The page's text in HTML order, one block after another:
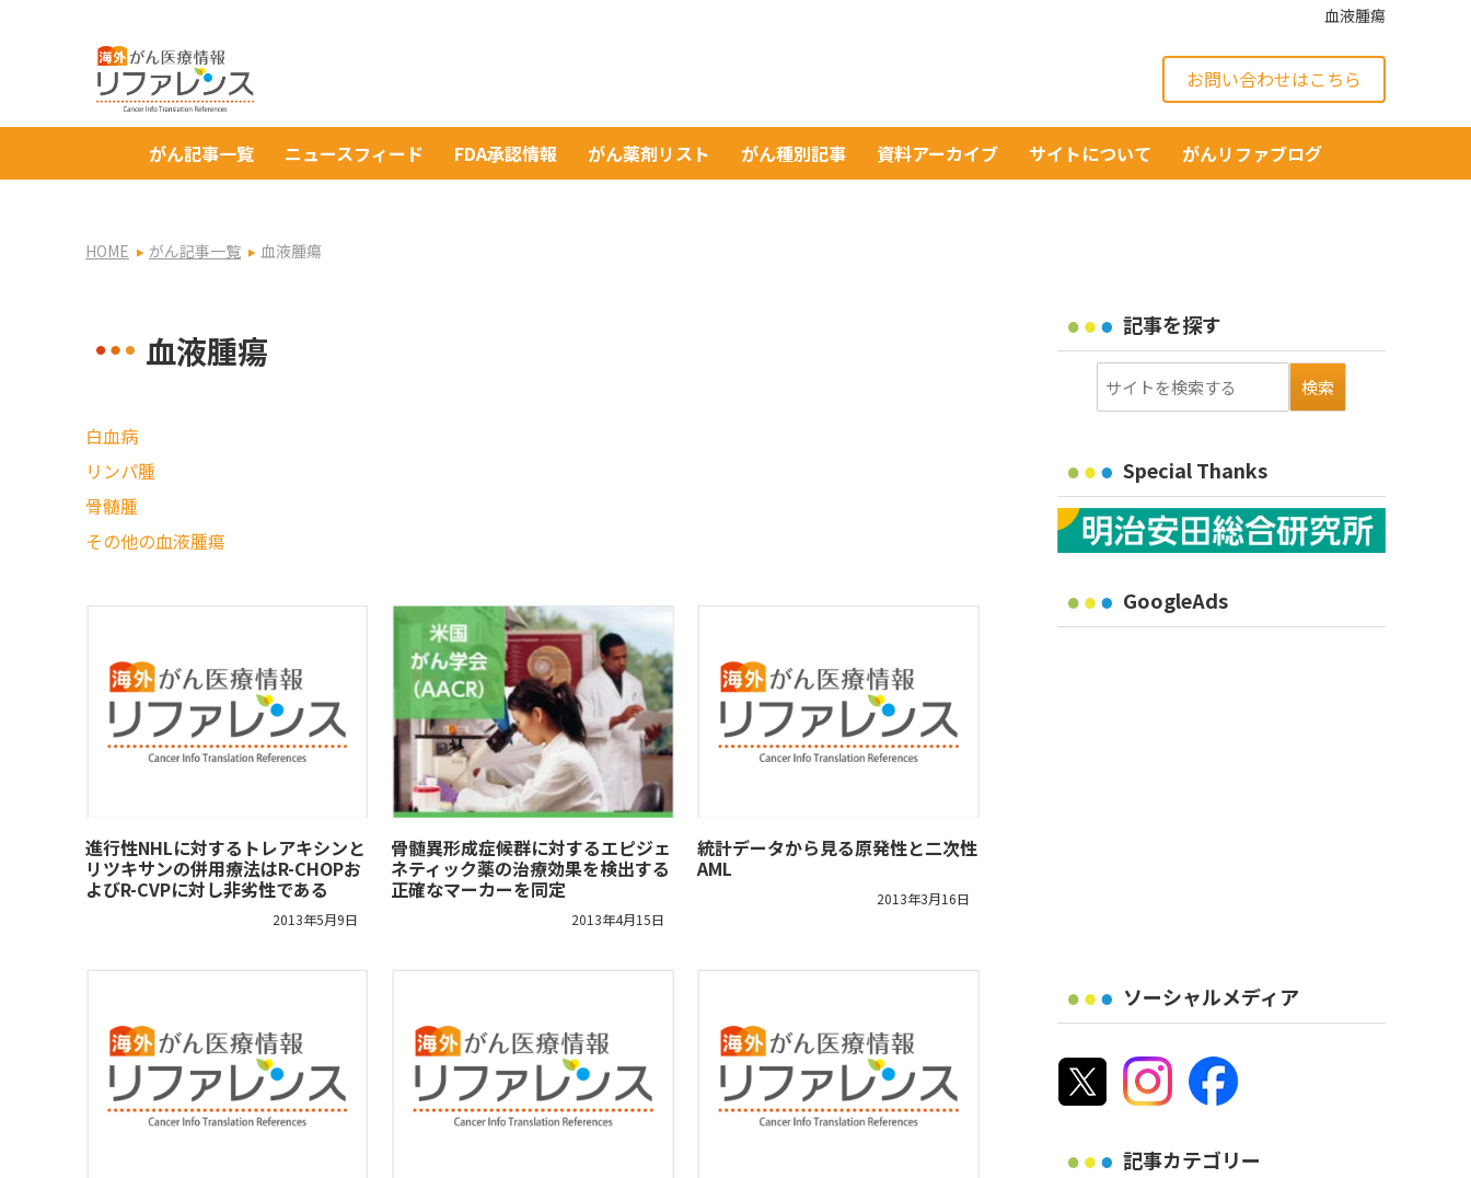
血液腫瘍
お問い合わせはこちら
がん記事一覧 ニュースフィード FDA承認情報 がん薬剤リスト がん種別記事 資料アーカイブ サイトについて がんリファブログ
HOME がん記事一覧 血液腫瘍
血液腫瘍
白血病
リンパ腫
骨髄腫
その他の血液腫瘍
進行性NHLに対するトレアキシンと
リツキサンの併用療法はR-CHOPお
よびR-CVPに対し非劣性である
2013年5月9日
骨髄異形成症候群に対するエピジェ
ネティック薬の治療効果を検出する
正確なマーカーを同定
2013年4月15日
統計データから見る原発性と二次性
AML
2013年3月16日
記事を探す
Special Thanks
GoogleAds
ソーシャルメディア
記事カテゴリー